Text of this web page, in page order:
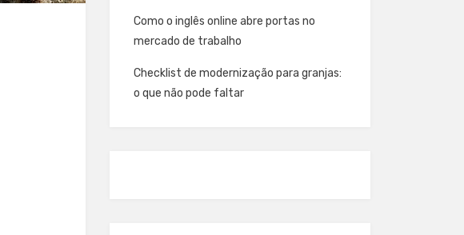
Como o inglês online abre portas no
mercado de trabalho
Checklist de modernização para granjas:
o que não pode faltar